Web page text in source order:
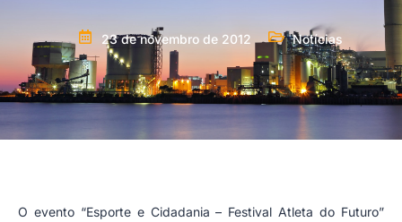
23 de novembro de 2012 Notícias
O evento “Esporte e Cidadania – Festival Atleta do Futuro”